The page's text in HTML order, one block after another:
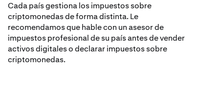
Cada país gestiona los impuestos sobre
criptomonedas de forma distinta. Le
recomendamos que hable con un asesor de
impuestos profesional de su país antes de vender
activos digitales o declarar impuestos sobre
criptomonedas.